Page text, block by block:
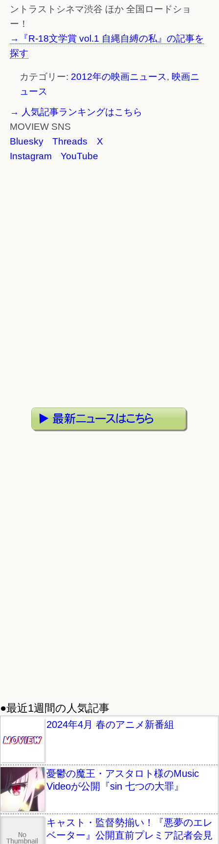
ントラストシネマ渋谷 ほか 全国ロードショ
ー！
→『R-18文学賞 vol.1 自縄自縛の私』の記事を
探す
カテゴリー: 2012年の映画ニュース, 映画ニ
ュース
→ 人気記事ランキングはこちら
MOVIEW SNS
Bluesky
Threads
X
Instagram
YouTube
●最近1週間の人気記事
2024年4月 春のアニメ新番組
憂鬱の魔王・アスタロト様のMusic
Videoが公開『sin 七つの大罪』
キャスト・監督勢揃い！『悪夢のエレ
ベーター』公開直前プレミア記者会見